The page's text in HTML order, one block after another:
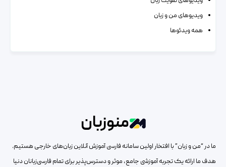
ویدیوهای من و زبان
همه ویدئوها
منوزبان
ما در “من و زبان” با افتخار اولین سامانه فارسی آموزش آنلاین زبان‌های خارجی هستیم.
هدف ما ارائه یک تجربه آموزشی جامع، موثر و دسترس‌پذیر برای تمام فارسی‌زبانان دنیا